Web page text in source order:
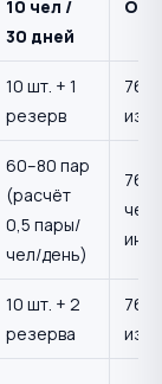
10 чел /
30 дней
10 шт. + 1
резерв
60–80 пар
(расчёт
0,5 пары/
чел/день)
чел/
10 шт. + 2
резерва